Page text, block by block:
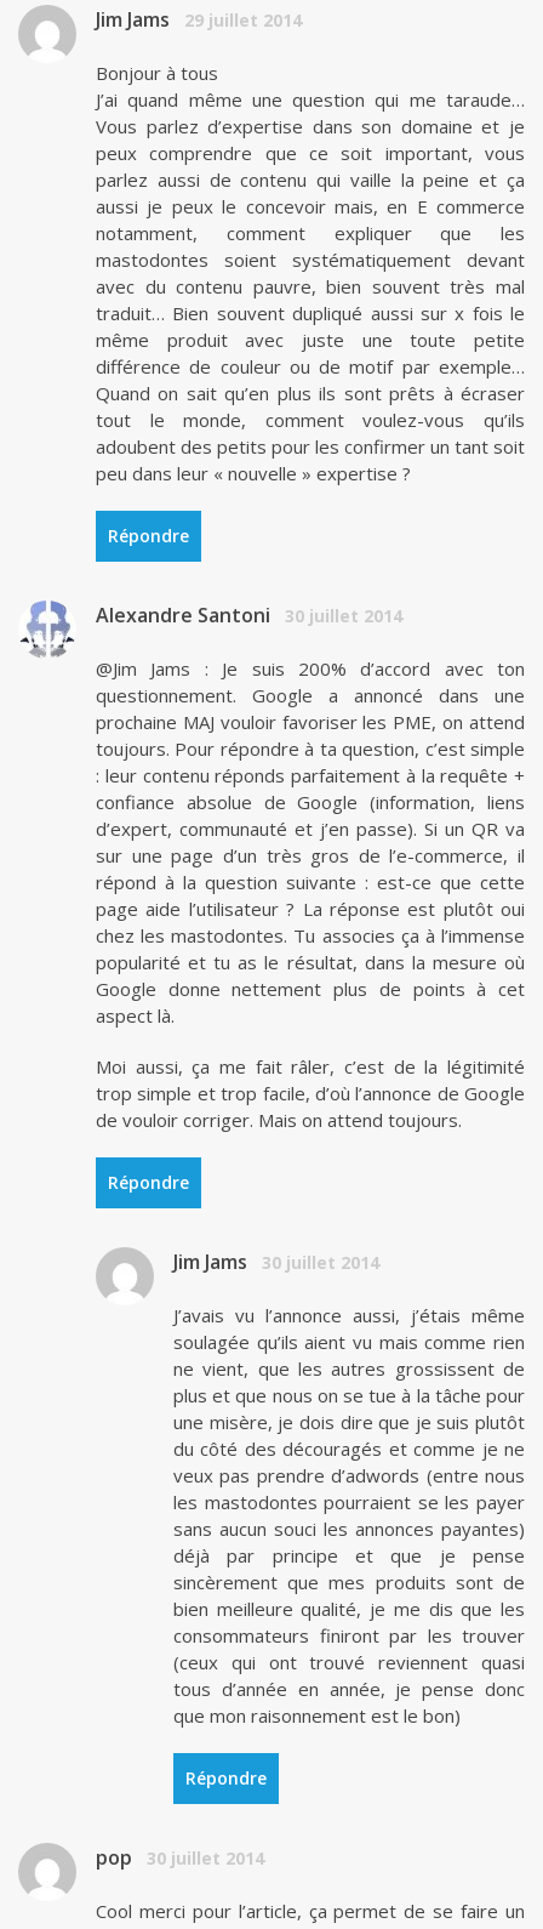
Jim Jams 29 juillet 2014
Bonjour à tous
J’ai quand même une question qui me taraude…
Vous parlez d’expertise dans son domaine et je
peux comprendre que ce soit important, vous
parlez aussi de contenu qui vaille la peine et ça
aussi je peux le concevoir mais, en E commerce
notamment, comment expliquer que les
mastodontes soient systématiquement devant
avec du contenu pauvre, bien souvent très mal
traduit… Bien souvent dupliqué aussi sur x fois le
même produit avec juste une toute petite
différence de couleur ou de motif par exemple…
Quand on sait qu’en plus ils sont prêts à écraser
tout le monde, comment voulez-vous qu’ils
adoubent des petits pour les confirmer un tant soit
peu dans leur « nouvelle » expertise ?
Répondre
Alexandre Santoni 30 juillet 2014
@Jim Jams : Je suis 200% d’accord avec ton
questionnement. Google a annoncé dans une
prochaine MAJ vouloir favoriser les PME, on attend
toujours. Pour répondre à ta question, c’est simple
: leur contenu réponds parfaitement à la requête +
confiance absolue de Google (information, liens
d’expert, communauté et j’en passe). Si un QR va
sur une page d’un très gros de l’e-commerce, il
répond à la question suivante : est-ce que cette
page aide l’utilisateur ? La réponse est plutôt oui
chez les mastodontes. Tu associes ça à l’immense
popularité et tu as le résultat, dans la mesure où
Google donne nettement plus de points à cet
aspect là.
Moi aussi, ça me fait râler, c’est de la légitimité
trop simple et trop facile, d’où l’annonce de Google
de vouloir corriger. Mais on attend toujours.
Répondre
Jim Jams 30 juillet 2014
J’avais vu l’annonce aussi, j’étais même
soulagée qu’ils aient vu mais comme rien
ne vient, que les autres grossissent de
plus et que nous on se tue à la tâche pour
une misère, je dois dire que je suis plutôt
du côté des découragés et comme je ne
veux pas prendre d’adwords (entre nous
les mastodontes pourraient se les payer
sans aucun souci les annonces payantes)
déjà par principe et que je pense
sincèrement que mes produits sont de
bien meilleure qualité, je me dis que les
consommateurs finiront par les trouver
(ceux qui ont trouvé reviennent quasi
tous d’année en année, je pense donc
que mon raisonnement est le bon)
Répondre
pop 30 juillet 2014
Cool merci pour l’article, ça permet de se faire un